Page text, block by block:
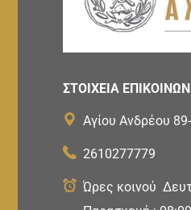
ΣΤΟΙΧΕΙΑ
Αγίου Ανδρέου
2610277779
Ώρες κοινού